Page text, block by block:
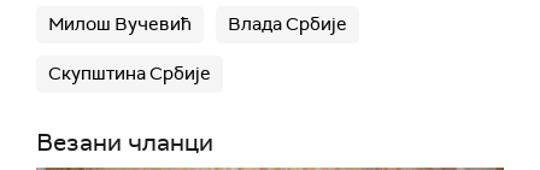
Милош Вучевић Влада Србије
Скупштина Србије
Везани чланци